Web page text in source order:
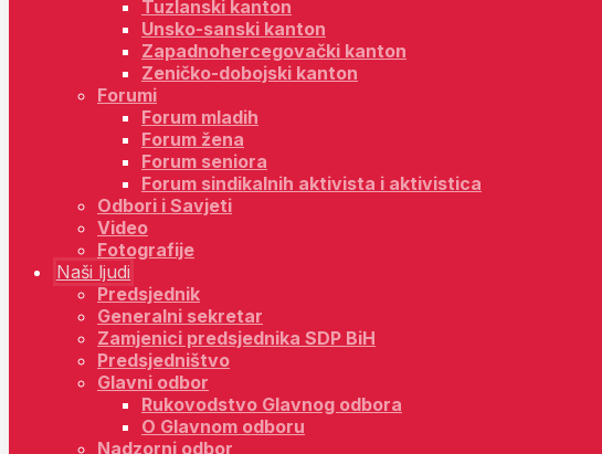
Tuzlanski kanton
Unsko-sanski kanton
Zapadnohercegovački kanton
Zeničko-dobojski kanton
Forumi
Forum mladih
Forum žena
Forum seniora
Forum sindikalnih aktivista i aktivistica
Odbori i Savjeti
Video
Fotografije
Naši ljudi
Predsjednik
Generalni sekretar
Zamjenici predsjednika SDP BiH
Predsjedništvo
Glavni odbor
Rukovodstvo Glavnog odbora
O Glavnom odboru
Nadzorni odbor